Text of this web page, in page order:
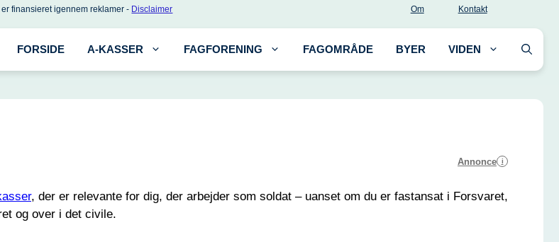
er finansieret igennem reklamer - Disclaimer Om Kontakt
FORSIDE A-KASSER FAGFORENING FAGOMRÅDE BYER VIDEN
Annonce i
, der er relevante for dig, der arbejder som soldat – uanset om du er fastansat i Forsvaret,
og over i det civile.